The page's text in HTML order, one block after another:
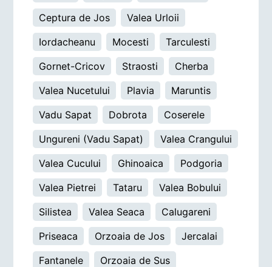
Ceptura de Jos
Valea Urloii
Iordacheanu
Mocesti
Tarculesti
Gornet-Cricov
Straosti
Cherba
Valea Nucetului
Plavia
Maruntis
Vadu Sapat
Dobrota
Coserele
Ungureni (Vadu Sapat)
Valea Crangului
Valea Cucului
Ghinoaica
Podgoria
Valea Pietrei
Tataru
Valea Bobului
Silistea
Valea Seaca
Calugareni
Priseaca
Orzoaia de Jos
Jercalai
Fantanele
Orzoaia de Sus